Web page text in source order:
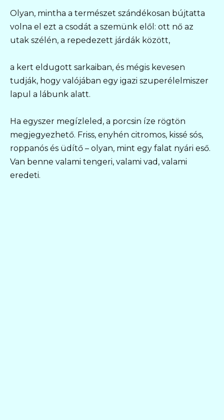
Olyan, mintha a természet szándékosan bújtatta
volna el ezt a csodát a szemünk elől: ott nő az
utak szélén, a repedezett járdák között,
a kert eldugott sarkaiban, és mégis kevesen
tudják, hogy valójában egy igazi szuperélelmiszer
lapul a lábunk alatt.
Ha egyszer megízleled, a porcsin íze rögtön
megjegyezhető. Friss, enyhén citromos, kissé sós,
roppanós és üdítő – olyan, mint egy falat nyári eső.
Van benne valami tengeri, valami vad, valami
eredeti.